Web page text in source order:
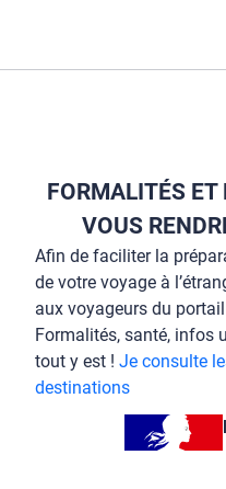
FORMALITÉS ET
VOUS
Afin de faciliter la
de votre voyage à
aux voyageurs du
Formalités, santé, infos
tout y est ! Je consulte
destinations